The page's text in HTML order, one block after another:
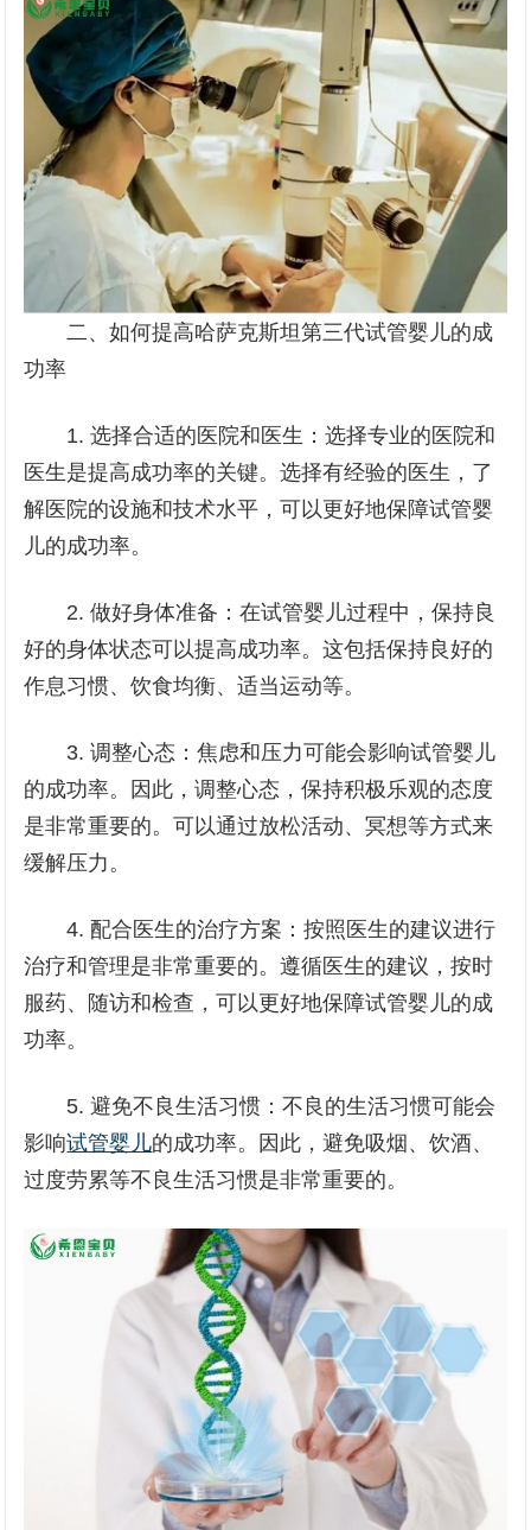
二、如何提高哈萨克斯坦第三代试管婴儿的成
功率
1. 选择合适的医院和医生：选择专业的医院和
医生是提高成功率的关键。选择有经验的医生，了
解医院的设施和技术水平，可以更好地保障试管婴
儿的成功率。
2. 做好身体准备：在试管婴儿过程中，保持良
好的身体状态可以提高成功率。这包括保持良好的
作息习惯、饮食均衡、适当运动等。
3. 调整心态：焦虑和压力可能会影响试管婴儿
的成功率。因此，调整心态，保持积极乐观的态度
是非常重要的。可以通过放松活动、冥想等方式来
缓解压力。
4. 配合医生的治疗方案：按照医生的建议进行
治疗和管理是非常重要的。遵循医生的建议，按时
服药、随访和检查，可以更好地保障试管婴儿的成
功率。
5. 避免不良生活习惯：不良的生活习惯可能会
影响试管婴儿的成功率。因此，避免吸烟、饮酒、
过度劳累等不良生活习惯是非常重要的。